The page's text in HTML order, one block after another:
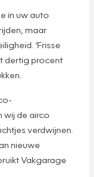
in uw auto
maar
‘Frisse
dertig procent
wij de airco
verdwijnen.
nieuwe
Vakgarage